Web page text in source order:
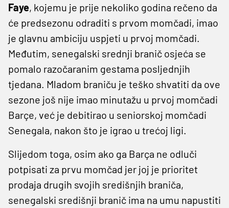
Faye, kojemu je prije nekoliko godina rečeno da
će predsezonu odraditi s prvom momčadi, imao
je glavnu ambiciju uspjeti u prvoj momčadi.
Međutim, senegalski srednji branič osjeća se
pomalo razočaranim gestama posljednjih
tjedana. Mladom braniču je teško shvatiti da ove
sezone još nije imao minutažu u prvoj momčadi
Barçe, već je debitirao u seniorskoj momčadi
Senegala, nakon što je igrao u trećoj ligi.
Slijedom toga, osim ako ga Barça ne odluči
potpisati za prvu momčad jer joj je prioritet
prodaja drugih svojih središnjih braniča,
senegalski središnji branič ima na umu napustiti